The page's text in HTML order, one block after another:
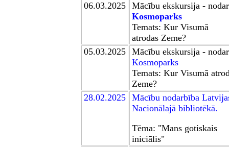
06.03.2025 Mācību ekskursija -
Kosmoparks
Temats: Kur Visumā
atrodas Zeme?
05.03.2025 Mācību ekskursija -
Kosmoparks
Temats: Kur Visumā
Zeme?
28.02.2025 Mācību nodarbība
Nacionālajā bibliotēkā.
Tēma: "Mans gotiskais
iniciālis"